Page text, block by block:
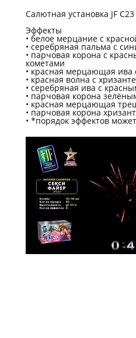
Салютная установка JF C23
Эффекты
белое мерцание с
серебряная пальма с
парчовая корона с
кометами
красная мерцающая ива
красная волна с
серебряная ива с
парчовая корона
красная мерцающая
парчовая корона
*порядок эффектов